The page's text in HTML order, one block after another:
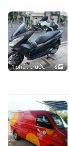
1 phút trước 6